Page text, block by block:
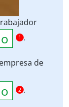
1 .
de
2 .